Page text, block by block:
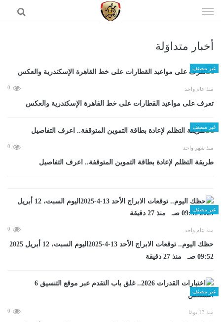
الى
أخبار متداوَلة
غير مصنف
منذ عام واحد 0
تعرف على مواعيد القطارات على خط القاهرة الإسكندرية والعكس
غير مصنف
منذ شهر واحد 0
طريقة التظلم لإعادة بطاقة التموين المتوقفة.. اعرف التفاصيل
غير مصنف
منذ عام واحد 0
حظك اليوم.. توقعات الابراج الأحد 13-4-2025اليوم السبت، 12 أبريل 2025
09:52 صـ منذ 27 دقيقة
غير مصنف
منذ 13 يومًا 0